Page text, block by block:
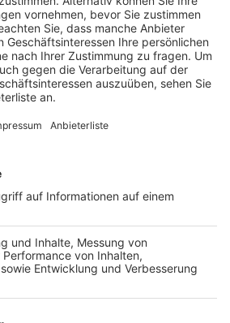
hat ein unabhängiger
Baum noch einmal überprüft und
Kastanie aufdem Spielplatz
sicher steht. Außerdem könnten
muss er jetzt in
gefällt werden. Die Stadt
Pflanzsaison einen neuen
von Rhein und Erft